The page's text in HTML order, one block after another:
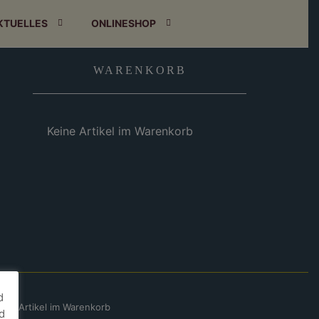
ONLINESHOP
WARENKORB
Keine Artikel im Warenkorb
Artikel im Warenkorb